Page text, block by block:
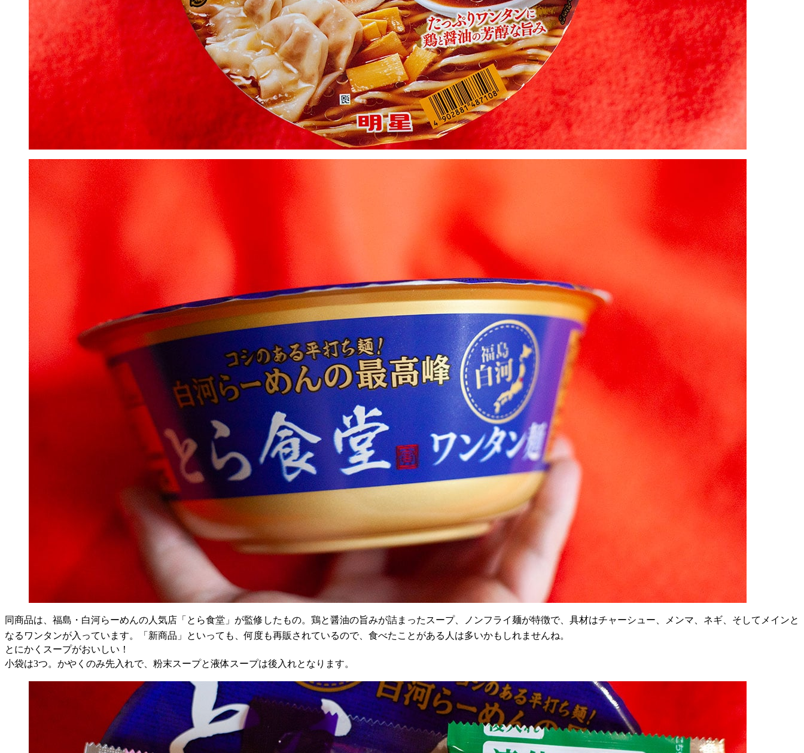
同商品は、福島・白河らーめんの人気店「とら食堂」が監修したもの。鶏と醤油の旨みが詰まったスープ、ノンフライ麺が特徴で、具材はチャーシュー、メンマ、ネギ、そしてメインと
なるワンタンが入っています。「新商品」といっても、何度も再販されているので、食べたことがある人は多いかもしれませんね。
とにかくスープがおいしい！
小袋は3つ。かやくのみ先入れで、粉末スープと液体スープは後入れとなります。